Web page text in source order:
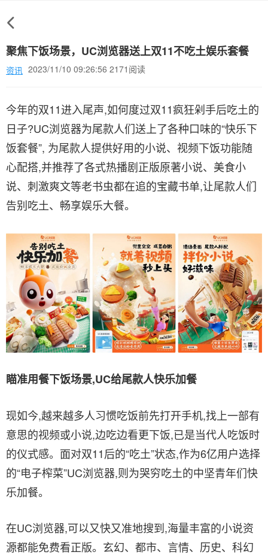
聚焦下饭场景，UC浏览器送上双11不吃土娱乐套餐
资讯 2023/11/10 09:26:56 2171阅读
今年的双11进入尾声,如何度过双11疯狂剁手后吃土的
日子?UC浏览器为尾款人们送上了各种口味的“快乐下
饭套餐”, 为尾款人提供好用的小说、视频下饭功能随
心配搭,并推荐了各式热播剧正版原著小说、美食小
说、刺激爽文等老书虫都在追的宝藏书单,让尾款人们
告别吃土、畅享娱乐大餐。
瞄准用餐下饭场景,UC给尾款人快乐加餐
现如今,越来越多人习惯吃饭前先打开手机,找上一部有
意思的视频或小说,边吃边看更下饭,已是当代人吃饭时
的仪式感。面对双11后的“吃土”状态,作为6亿用户选择
的“电子榨菜”UC浏览器,则为哭穷吃土的中坚青年们快
乐加餐。
在UC浏览器,可以又快又准地搜到,海量丰富的小说资
源都能免费看正版。玄幻、都市、言情、历史、科幻